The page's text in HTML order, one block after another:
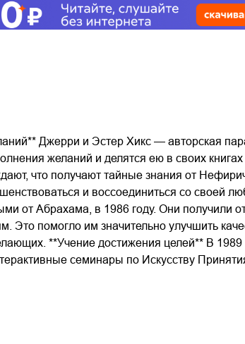
Джерри и Эстер Хикс — авторская
желаний и делятся ею в своих
что получают тайные знания от
и воссоединиться со своей
от Абрахама, в 1986 году. Они получили
Это помогло им значительно улучшить
**Учение достижения целей** В
семинары по Искусству